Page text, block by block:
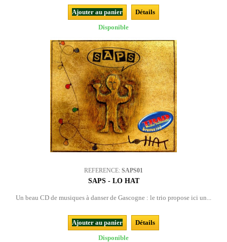
Ajouter au panier
Détails
Disponible
REFERENCE: SAPS01
SAPS - LO HAT
Un beau CD de musiques à danser de Gascogne : le trio propose ici un...
Ajouter au panier
Détails
Disponible